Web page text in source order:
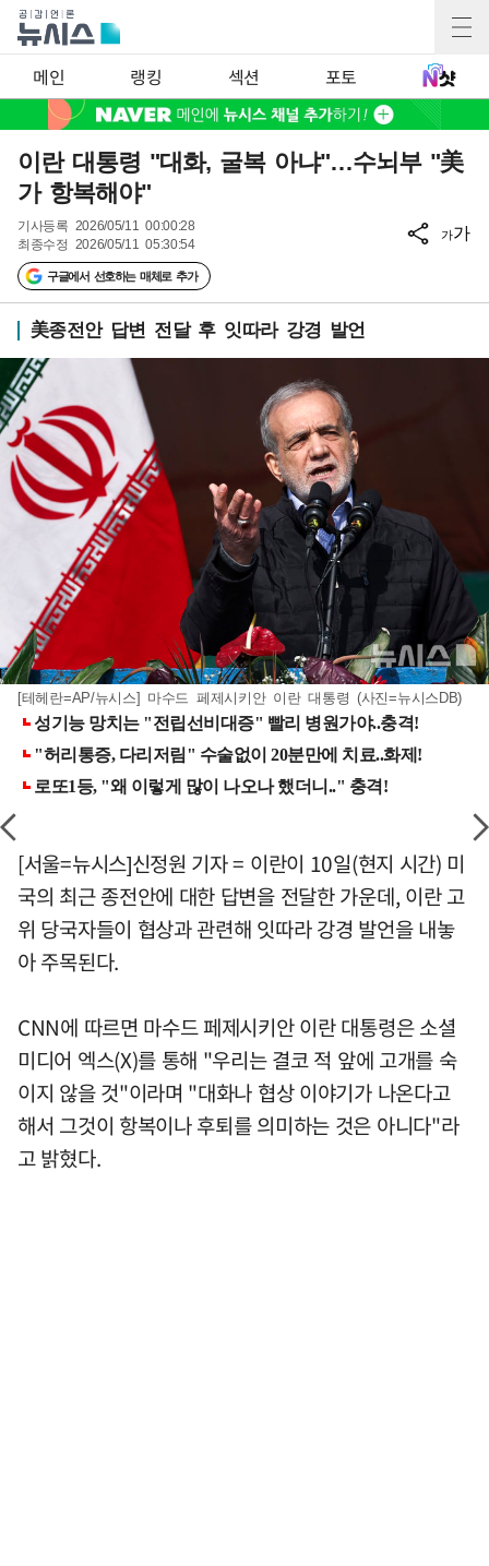
메인 랭킹 섹션 포토
이란 대통령 "대화, 굴복 아냐"…수뇌부 "美
가 항복해야"
기사등록 2026/05/11 00:00:28
최종수정 2026/05/11 05:30:54
구글에서 선호하는 매체로 추가
가가
美종전안 답변 전달 후 잇따라 강경 발언
[테헤란=AP/뉴시스] 마수드 페제시키안 이란 대통령 (사진=뉴시스DB)
[서울=뉴시스]신정원 기자 = 이란이 10일(현지 시간) 미
국의 최근 종전안에 대한 답변을 전달한 가운데, 이란 고
위 당국자들이 협상과 관련해 잇따라 강경 발언을 내놓
아 주목된다.
CNN에 따르면 마수드 페제시키안 이란 대통령은 소셜
미디어 엑스(X)를 통해 "우리는 결코 적 앞에 고개를 숙
이지 않을 것"이라며 "대화나 협상 이야기가 나온다고
해서 그것이 항복이나 후퇴를 의미하는 것은 아니다"라
고 밝혔다.